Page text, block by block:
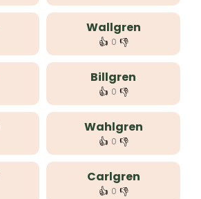
Wallgren
👍 0 👎
Billgren
👍 0 👎
Wahlgren
👍 0 👎
Carlgren
👍 0 👎